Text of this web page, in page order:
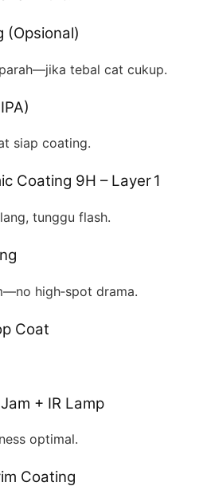
(Opsional)
tebal cat cukup.
siap coating.
Coating 9H – Layer 1
tunggu flash.
high‑spot drama.
Coat
+ IR Lamp
optimal.
Coating